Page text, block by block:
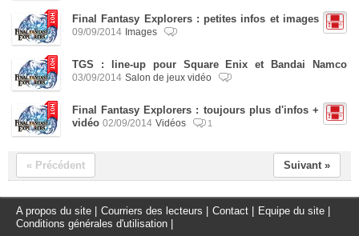
Final Fantasy Explorers : petites infos et images
09/09/2014 Images
TGS : line-up pour Square Enix et Bandai Namco
03/09/2014 Salon de jeux vidéo
Final Fantasy Explorers : toujours plus d'infos +
vidéo 02/09/2014 Vidéos 1
« Précédent Suivant »
A propos du site Courriers des lecteurs Contact Equipe du site
Conditions générales d'utilisation